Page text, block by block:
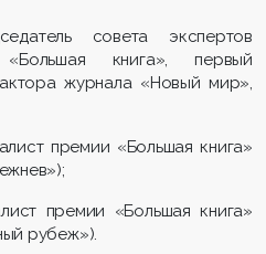
совета экспертов
книга», первый
журнала «Новый мир»,
премии «Большая книга»
премии «Большая книга»
рубеж»).